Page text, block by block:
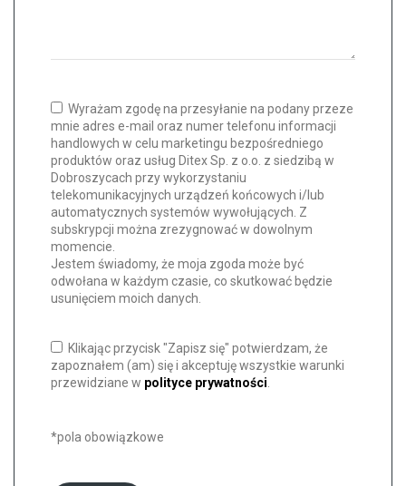
Wyrażam zgodę na przesyłanie na podany przeze
mnie adres e-mail oraz numer telefonu informacji
handlowych w celu marketingu bezpośredniego
produktów oraz usług Ditex Sp. z o.o. z siedzibą w
Dobroszycach przy wykorzystaniu
telekomunikacyjnych urządzeń końcowych i/lub
automatycznych systemów wywołujących. Z
subskrypcji można zrezygnować w dowolnym
momencie.
Jestem świadomy, że moja zgoda może być
odwołana w każdym czasie, co skutkować będzie
usunięciem moich danych.
Klikając przycisk "Zapisz się" potwierdzam, że
zapoznałem (am) się i akceptuję wszystkie warunki
przewidziane w polityce prywatności.
*pola obowiązkowe